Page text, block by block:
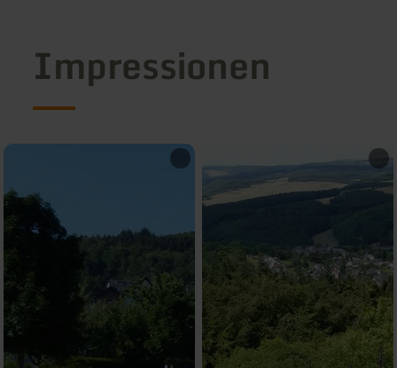
Impressionen